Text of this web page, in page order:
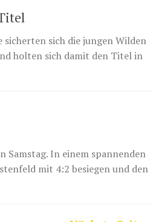
sicherten sich die jungen Wilden
holten sich damit den Titel in
Samstag. In einem spannenden
mit 4:2 besiegen und den